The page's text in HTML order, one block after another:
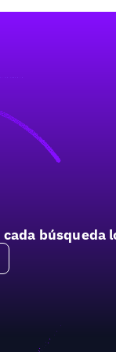
cada búsqueda